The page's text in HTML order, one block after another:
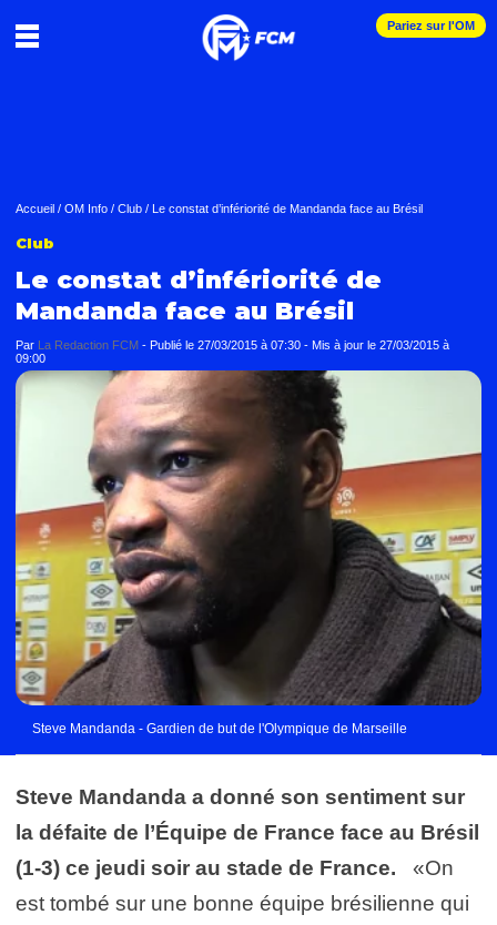
Pariez sur l'OM
Accueil / OM Info / Club / Le constat d’infériorité de Mandanda face au Brésil
Club
Le constat d’infériorité de
Mandanda face au Brésil
Par La Redaction FCM - Publié le 27/03/2015 à 07:30 - Mis à jour le 27/03/2015 à
09:00
Steve Mandanda - Gardien de but de l'Olympique de Marseille
Steve Mandanda a donné son sentiment sur
la défaite de l’Équipe de France face au Brésil
(1-3) ce jeudi soir au stade de France.
«On
est tombé sur une bonne équipe brésilienne qui